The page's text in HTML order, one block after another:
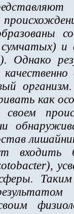
и
Однако
как
входить